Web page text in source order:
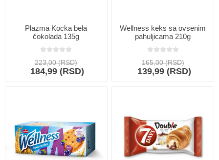
Plazma Kocka bela
čokolada 135g
223,00 (RSD)
184,99 (RSD)
Wellness keks sa ovsenim
pahuljicama 210g
165,00 (RSD)
139,99 (RSD)